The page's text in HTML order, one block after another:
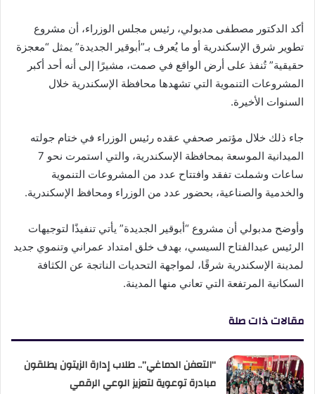
أكد الدكتور مصطفى مدبولي، رئيس مجلس الوزراء، أن مشروع
تطوير شرق الإسكندرية أو ما يُعرف بـ”أبوقير الجديدة” يمثل “معجزة
حقيقية” تُنفذ على أرض الواقع في صمت، مشيرًا إلى أنه أحد أكبر
المشروعات التنموية التي تشهدها محافظة الإسكندرية خلال
السنوات الأخيرة.
جاء ذلك خلال مؤتمر صحفي عقده رئيس الوزراء في ختام جولته
الميدانية الموسعة بمحافظة الإسكندرية، والتي استمرت نحو 7
ساعات وشملت تفقد وافتتاح عدد من المشروعات التنموية
والخدمية والصناعية، بحضور عدد من الوزراء ومحافظ الإسكندرية.
وأوضح مدبولي أن مشروع “أبوقير الجديدة” يأتي تنفيذًا لتوجيهات
الرئيس عبدالفتاح السيسي، بهدف خلق امتداد عمراني وتنموي جديد
لمدينة الإسكندرية شرقًا، لمواجهة التحديات الناتجة عن الكثافة
السكانية المرتفعة التي تعاني منها المدينة.
مقالات ذات صلة
“التعفن الدماغي”.. طلاب إدارة الزيتون يطلقون
مبادرة توعوية لتعزيز الوعي الرقمي